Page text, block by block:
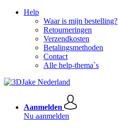
Help
Waar is mijn bestelling?
Retourneringen
Verzendkosten
Betalingsmethoden
Contact
Alle help-thema`s
Aanmelden
Nu aanmelden